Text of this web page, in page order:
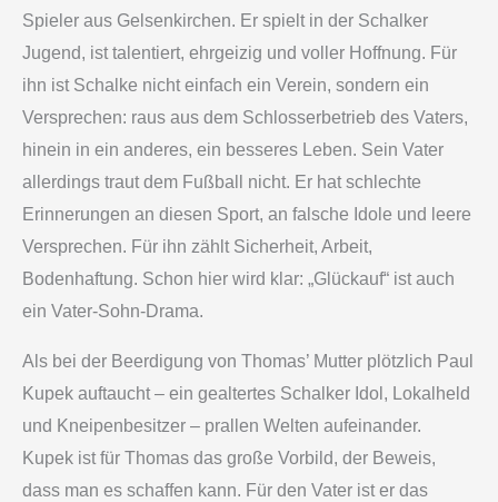
Spieler aus Gelsenkirchen. Er spielt in der Schalker
Jugend, ist talentiert, ehrgeizig und voller Hoffnung. Für
ihn ist Schalke nicht einfach ein Verein, sondern ein
Versprechen: raus aus dem Schlosserbetrieb des Vaters,
hinein in ein anderes, ein besseres Leben. Sein Vater
allerdings traut dem Fußball nicht. Er hat schlechte
Erinnerungen an diesen Sport, an falsche Idole und leere
Versprechen. Für ihn zählt Sicherheit, Arbeit,
Bodenhaftung. Schon hier wird klar: „Glückauf“ ist auch
ein Vater-Sohn-Drama.
Als bei der Beerdigung von Thomas’ Mutter plötzlich Paul
Kupek auftaucht – ein gealtertes Schalker Idol, Lokalheld
und Kneipenbesitzer – prallen Welten aufeinander.
Kupek ist für Thomas das große Vorbild, der Beweis,
dass man es schaffen kann. Für den Vater ist er das